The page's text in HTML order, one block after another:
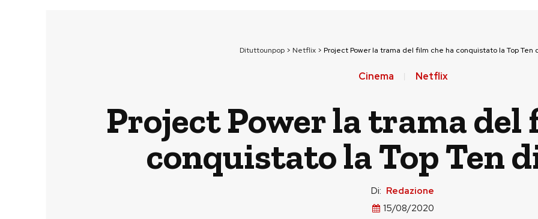
Dituttounpop > Netflix > Project Power la trama del film che ha conquistato la Top Ten
Cinema Netflix
Project Power la trama del
conquistato la Top Ten
Di: Redazione
15/08/2020